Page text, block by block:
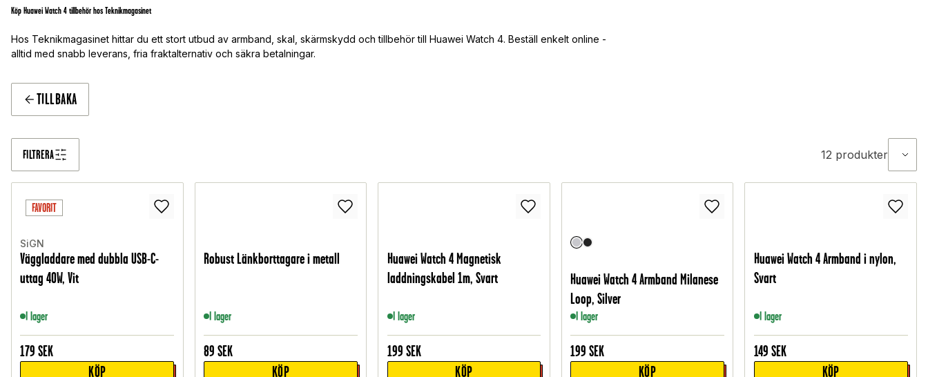
Köp Huawei Watch 4 tillbehör hos Teknikmagasinet
Hos Teknikmagasinet hittar du ett stort utbud av armband, skal, skärmskydd och tillbehör till Huawei Watch 4. Beställ enkelt online -
alltid med snabb leverans, fria fraktalternativ och säkra betalningar.
TILLBAKA
FILTRERA 12 produkter
FAVORIT
SiGN
Väggladdare med dubbla USB-C-
uttag 40W, Vit
I lager
179 SEK
KÖP
Robust Länkborttagare i metall
I lager
89 SEK
KÖP
Huawei Watch 4 Magnetisk
laddningskabel 1m, Svart
I lager
199 SEK
KÖP
Huawei Watch 4 Armband Milanese
Loop, Silver
I lager
199 SEK
KÖP
Huawei Watch 4 Armband i nylon,
Svart
I lager
149 SEK
KÖP